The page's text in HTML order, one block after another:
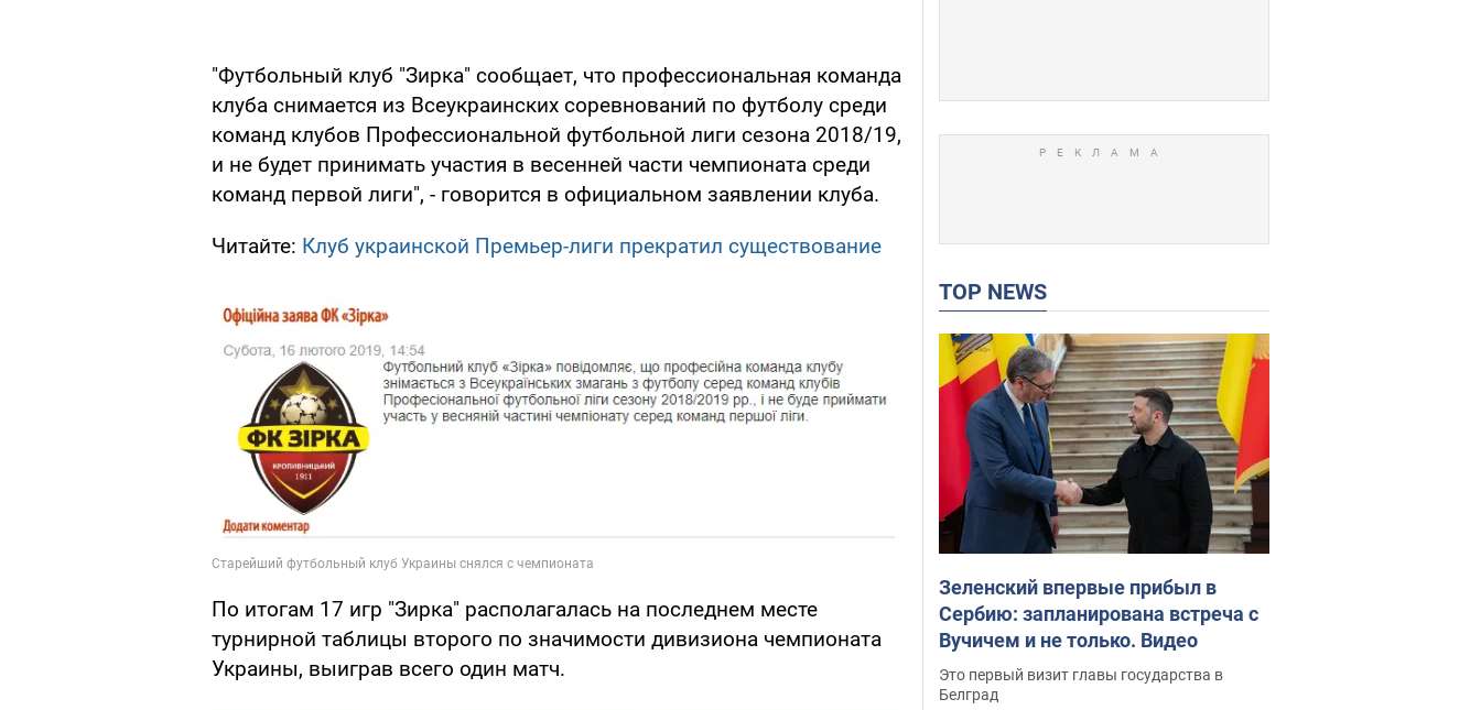
"Футбольный клуб "Зирка" сообщает, что профессиональная команда
клуба снимается из Всеукраинских соревнований по футболу среди
команд клубов Профессиональной футбольной лиги сезона 2018/19,
и не будет принимать участия в весенней части чемпионата среди
команд первой лиги", - говорится в официальном заявлении клуба.
Читайте: Клуб украинской Премьер-лиги прекратил существование
По итогам 17 игр "Зирка" располагалась на последнем месте
турнирной таблицы второго по значимости дивизиона чемпионата
Украины, выиграв всего один матч.
TOP NEWS
Зеленский впервые прибыл в
Сербию: запланирована встреча с
Вучичем и не только. Видео
Это первый визит главы государства в
Белград